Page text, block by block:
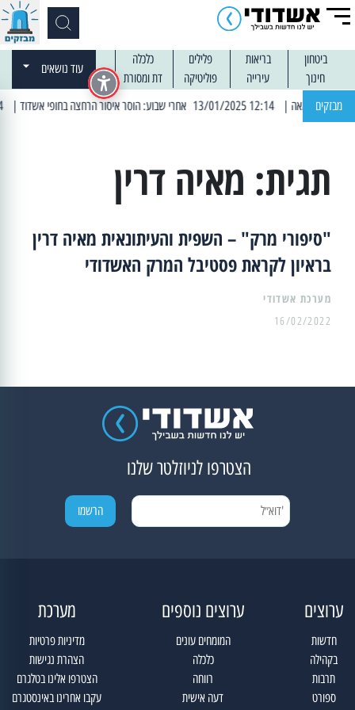
ביטחון בריאות פלילים
כלכלה
חינוך
עירייה פוליטיקה דת ומסורת
עוד נושאים
מבזקים | 12:14 13/01/2025 אחרי שבוע: הוסר איסור הרחצה בחופי אשדוד | 13:04 14/01/2025 עובדים בלילות: עבודות קרצוף וריבוד אספלט
תגית: מאיה דרין
"סיפורי מרק" – השפית והעיתונאית מאיה דרין
בראיון לקראת פסטיבל המרק האשדודי
מערכת אשדודי
16/02/2022
הצטרפו לניוזלטר שלנו
ערוצים
חדשות
בקהילה
תרבות
ספורט
ערוצים נוספים
המומחים עונים
כלכלה
רווחה
דעה אישית
מערכת
מדיניות פרטיות
הצהרת נגישות
הצטרפו אלינו בטלגרם
עקבו אחרינו באינסטגרם